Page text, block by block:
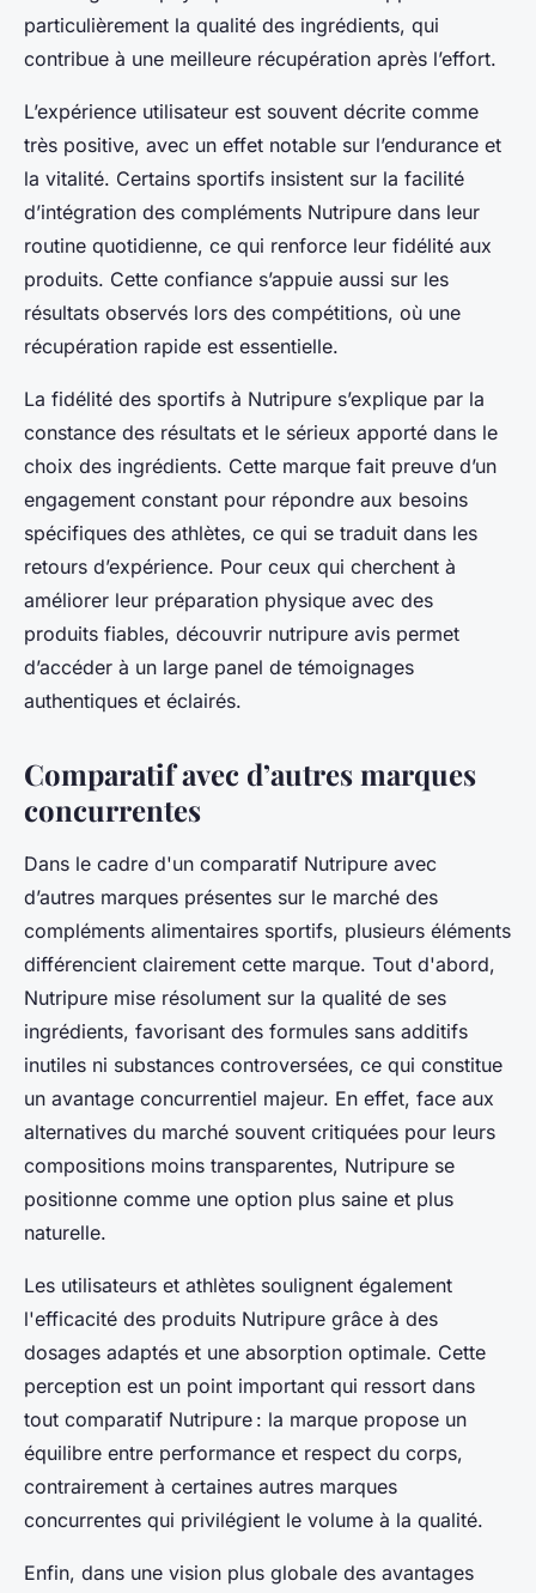
particulièrement la qualité des ingrédients, qui
contribue à une meilleure récupération après l’effort.
L’expérience utilisateur est souvent décrite comme
très positive, avec un effet notable sur l’endurance et
la vitalité. Certains sportifs insistent sur la facilité
d’intégration des compléments Nutripure dans leur
routine quotidienne, ce qui renforce leur fidélité aux
produits. Cette confiance s’appuie aussi sur les
résultats observés lors des compétitions, où une
récupération rapide est essentielle.
La fidélité des sportifs à Nutripure s’explique par la
constance des résultats et le sérieux apporté dans le
choix des ingrédients. Cette marque fait preuve d’un
engagement constant pour répondre aux besoins
spécifiques des athlètes, ce qui se traduit dans les
retours d’expérience. Pour ceux qui cherchent à
améliorer leur préparation physique avec des
produits fiables, découvrir nutripure avis permet
d’accéder à un large panel de témoignages
authentiques et éclairés.
Comparatif avec d’autres marques
concurrentes
Dans le cadre d'un comparatif Nutripure avec
d’autres marques présentes sur le marché des
compléments alimentaires sportifs, plusieurs éléments
différencient clairement cette marque. Tout d'abord,
Nutripure mise résolument sur la qualité de ses
ingrédients, favorisant des formules sans additifs
inutiles ni substances controversées, ce qui constitue
un avantage concurrentiel majeur. En effet, face aux
alternatives du marché souvent critiquées pour leurs
compositions moins transparentes, Nutripure se
positionne comme une option plus saine et plus
naturelle.
Les utilisateurs et athlètes soulignent également
l'efficacité des produits Nutripure grâce à des
dosages adaptés et une absorption optimale. Cette
perception est un point important qui ressort dans
tout comparatif Nutripure : la marque propose un
équilibre entre performance et respect du corps,
contrairement à certaines autres marques
concurrentes qui privilégient le volume à la qualité.
Enfin, dans une vision plus globale des avantages